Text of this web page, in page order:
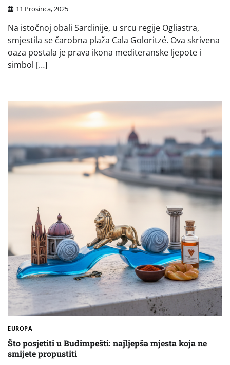
11 Prosinca, 2025
Na istočnoj obali Sardinije, u srcu regije Ogliastra,
smjestila se čarobna plaža Cala Goloritzé. Ova skrivena
oaza postala je prava ikona mediteranske ljepote i
simbol […]
EUROPA
Što posjetiti u Budimpešti: najljepša mjesta koja ne
smijete propustiti